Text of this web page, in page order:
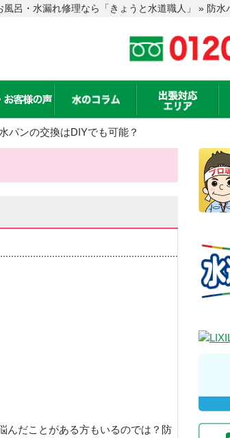
呂・水漏れ修理なら「きょうと水道職人」 » 防水
パンの交換はDIYでも可能？
んだことがある方もいるのでは？防